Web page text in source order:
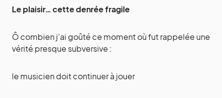
Le plaisir… cette denrée fragile
Ô combien j’ai goûté ce moment où fut rappelée une
vérité presque subversive :
le musicien doit continuer à jouer